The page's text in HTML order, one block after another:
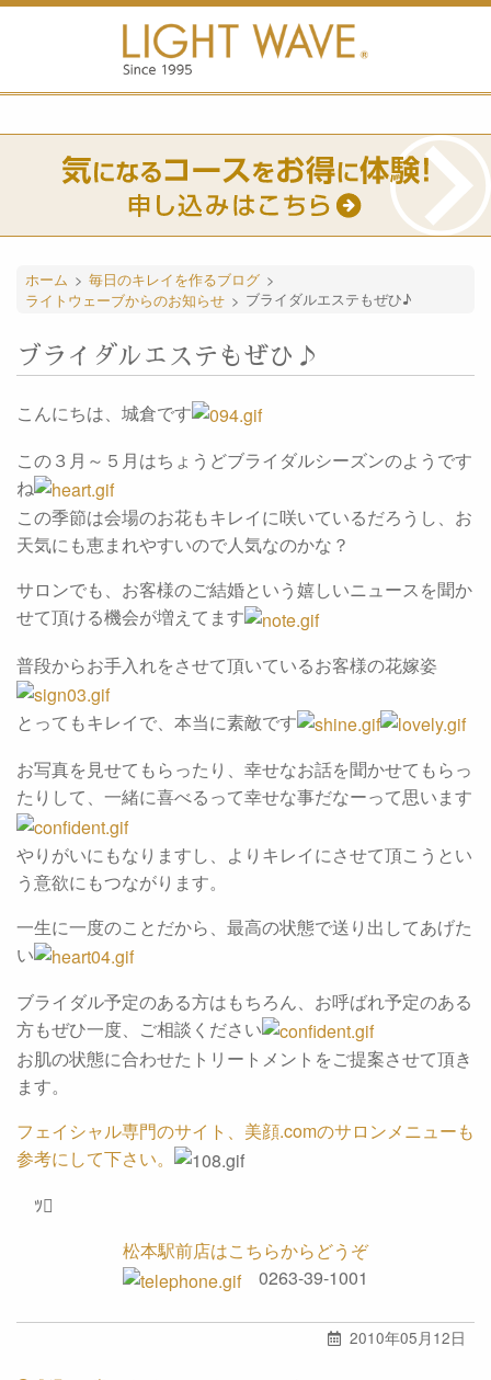
ホーム > 毎日のキレイを作るブログ >
ライトウェーブからのお知らせ > ブライダルエステもぜひ♪
ブライダルエステもぜひ♪
こんにちは、城倉です
この３月～５月はちょうどブライダルシーズンのようです
ね
この季節は会場のお花もキレイに咲いているだろうし、お
天気にも恵まれやすいので人気なのかな？
サロンでも、お客様のご結婚という嬉しいニュースを聞か
せて頂ける機会が増えてます
普段からお手入れをさせて頂いているお客様の花嫁姿
とってもキレイで、本当に素敵です
お写真を見せてもらったり、幸せなお話を聞かせてもらっ
たりして、一緒に喜べるって幸せな事だなーって思います
やりがいにもなりますし、よりキレイにさせて頂こうとい
う意欲にもつながります。
一生に一度のことだから、最高の状態で送り出してあげた
い
ブライダル予定のある方はもちろん、お呼ばれ予定のある
方もぜひ一度、ご相談ください
お肌の状態に合わせたトリートメントをご提案させて頂き
ます。
フェイシャル専門のサイト、美顔.comのサロンメニューも
参考にして下さい。
ﾂ
松本駅前店はこちらからどうぞ
0263-39-1001
2010年05月12日